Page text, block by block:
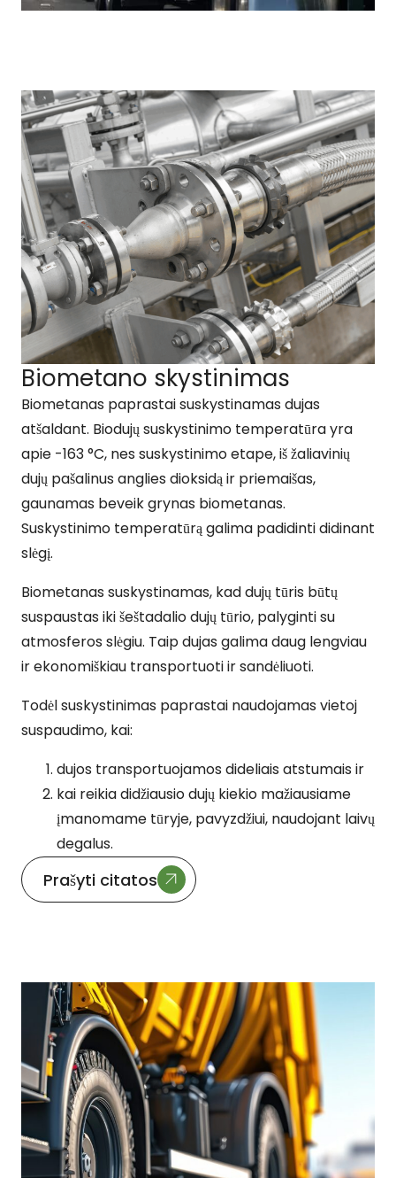
Biometano skystinimas
Biometanas paprastai suskystinamas dujas
atšaldant. Biodujų suskystinimo temperatūra yra
apie -163 °C, nes suskystinimo etape, iš žaliavinių
dujų pašalinus anglies dioksidą ir priemaišas,
gaunamas beveik grynas biometanas.
Suskystinimo temperatūrą galima padidinti didinant
slėgį.
Biometanas suskystinamas, kad dujų tūris būtų
suspaustas iki šeštadalio dujų tūrio, palyginti su
atmosferos slėgiu. Taip dujas galima daug lengviau
ir ekonomiškiau transportuoti ir sandėliuoti.
Todėl suskystinimas paprastai naudojamas vietoj
suspaudimo, kai:
dujos transportuojamos dideliais atstumais ir
kai reikia didžiausio dujų kiekio mažiausiame
įmanomame tūryje, pavyzdžiui, naudojant laivų
degalus.
Prašyti citatos